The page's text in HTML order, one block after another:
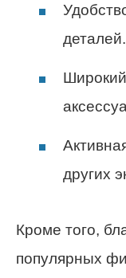
деталей.
других
Кроме того,
популярных